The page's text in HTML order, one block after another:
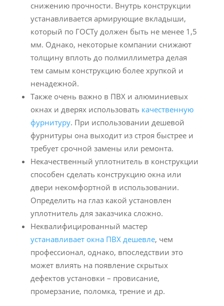
снижению прочности. Внутрь конструкции
устанавливается армирующие вкладыши,
который по ГОСТу должен быть не менее 1,5
мм. Однако, некоторые компании снижают
толщину вплоть до полмиллиметра делая
тем самым конструкцию более хрупкой и
ненадежной.
Также очень важно в ПВХ и алюминиевых
окнах и дверях использовать качественную
фурнитуру. При использовании дешевой
фурнитуры она выходит из строя быстрее и
требует срочной замены или ремонта.
Некачественный уплотнитель в конструкции
способен сделать конструкцию окна или
двери некомфортной в использовании.
Определить на глаз какой установлен
уплотнитель для заказчика сложно.
Неквалифицированный мастер
устанавливает окна ПВХ дешевле, чем
профессионал, однако, впоследствии это
может влиять на появление скрытых
дефектов установки – провисание,
промерзание, поломка, трение и др.